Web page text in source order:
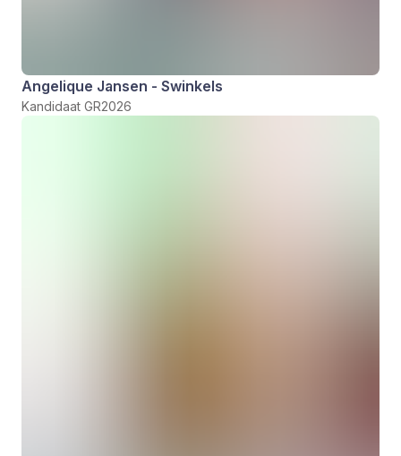
Angelique Jansen - Swinkels
Kandidaat GR2026